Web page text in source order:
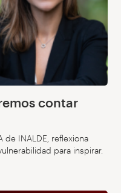
contar
de INALDE, reflexiona
para inspirar.